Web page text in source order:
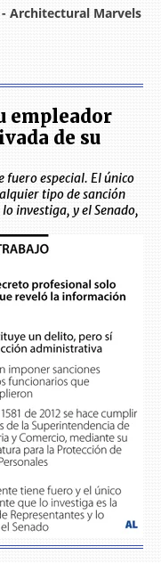
empleador
de su
fuero especial. El único
tipo de sanción
investiga, y el Senado,